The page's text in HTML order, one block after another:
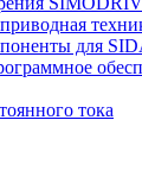
для
тока